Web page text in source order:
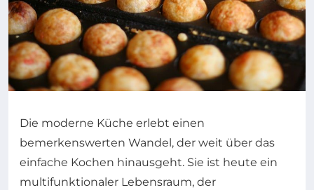
Die moderne Küche erlebt einen
bemerkenswerten Wandel, der weit über das
einfache Kochen hinausgeht. Sie ist heute ein
multifunktionaler Lebensraum, der